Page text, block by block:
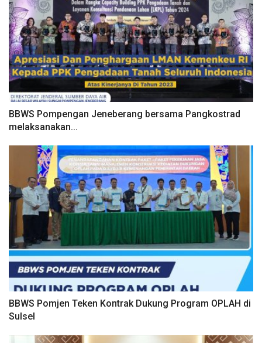
BBWS Pompengan Jeneberang bersama Pangkostrad
melaksanakan...
BBWS Pomjen Teken Kontrak Dukung Program OPLAH di
Sulsel